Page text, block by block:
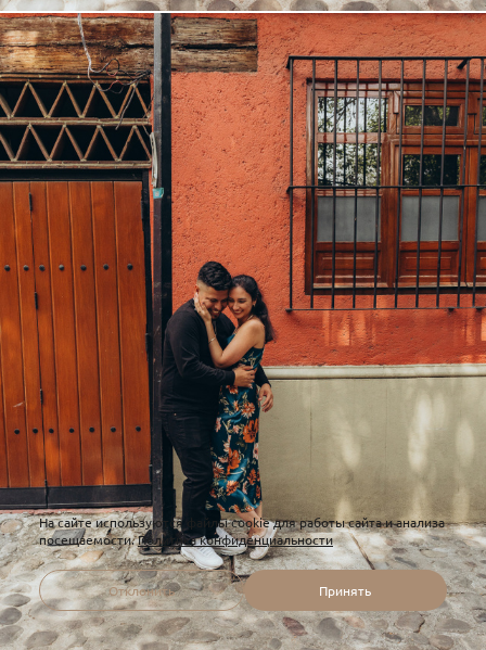
На сайте используются файлы cookie для работы сайта и анализа
посещаемости.Политика конфиденциальности
Отклонить Принять